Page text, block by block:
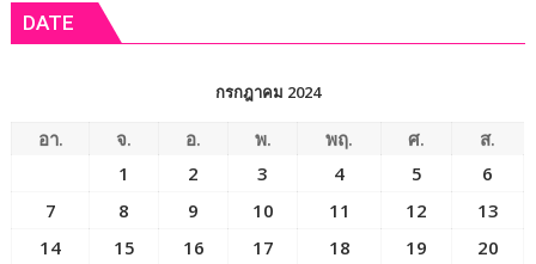
DATE
กรกฎาคม 2024
อา. จ. อ. พ. พฤ. ศ.
ส.
1
2 3 4 5
6
7
8 9 10 11 12
13
14
15 16 17 18 19
20